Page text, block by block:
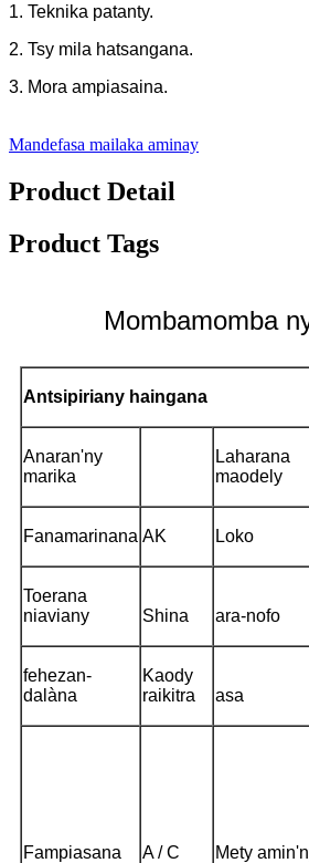
1. Teknika patanty.
2. Tsy mila hatsangana.
3. Mora ampiasaina.
Mandefasa mailaka aminay
Product Detail
Product Tags
Mombamomba
Antsipiriany haingana
Anaran'ny
marika
Laharana
maodely
Fanamarinana AK Loko
Toerana
niaviany
Shina ara-nofo
fehezan-
dalàna
Kaody
raikitra
asa
Fampiasana A / C Mety